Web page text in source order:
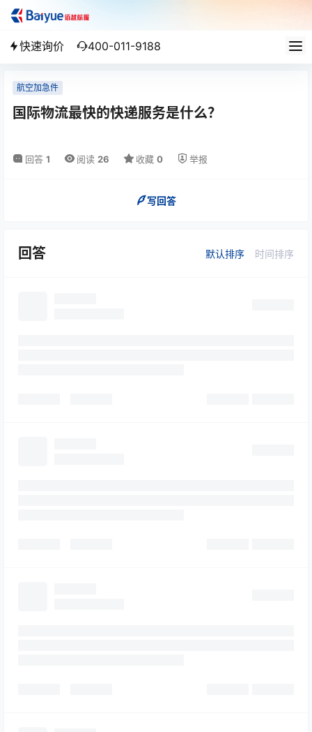
快速询价 400-011-9188
航空加急件
国际物流最快的快递服务是什么？
回答 1 阅读 26 收藏 0 举报
写回答
回答 默认排序 时间排序